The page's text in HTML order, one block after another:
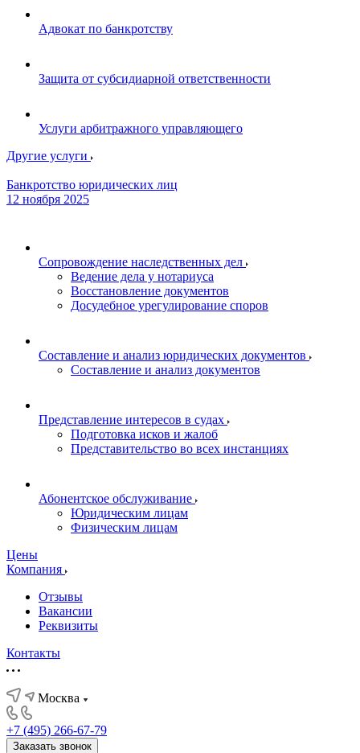
Адвокат по банкротству
Защита от субсидиарной ответственности
Услуги арбитражного управляющего
Другие услуги
Банкротство юридических лиц
12 ноября 2025
Сопровождение наследственных дел
Ведение дела у нотариуса
Восстановление документов
Досудебное урегулирование споров
Составление и анализ юридических документов
Составление и анализ документов
Представление интересов в судах
Подготовка исков и жалоб
Представительство во всех инстанциях
Абонентское обслуживание
Юридическим лицам
Физическим лицам
Цены
Компания
Отзывы
Вакансии
Реквизиты
Контакты
Москва
+7 (495) 266-67-79
Заказать звонок